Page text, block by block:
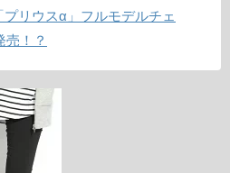
プリウスα」フルモデルチェ
売！？